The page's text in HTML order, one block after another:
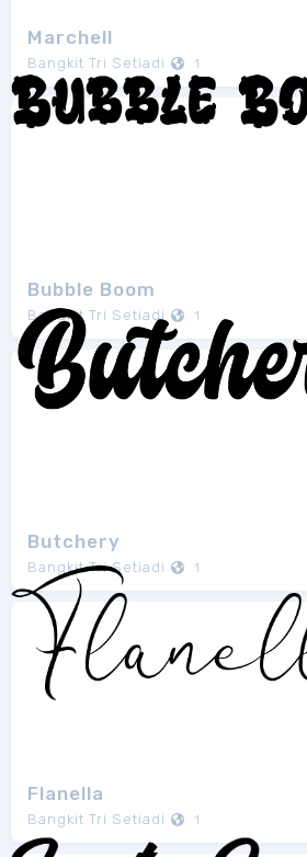
Marchell
Bangkit Tri Setiadi 1
Bubble Boom
Bangkit Tri Setiadi 1
Butchery
Bangkit Tri Setiadi 1
Flanella
Bangkit Tri Setiadi 1